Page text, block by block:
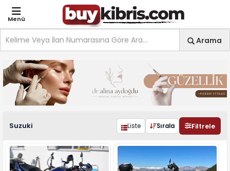
Menü
Ara
Arama
Suzuki | buykibris.com
Suzuki Liste Sırala Filtrele